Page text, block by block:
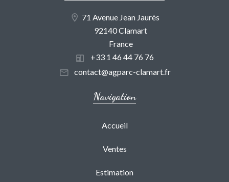
71 Avenue Jean Jaurès
92140 Clamart
France
+33 1 46 44 76 76
contact@agparc-clamart.fr
Navigation
Accueil
Ventes
Estimation